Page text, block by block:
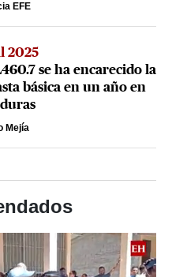
EFE
2025
se ha encarecido la
básica en un año en
Mejía